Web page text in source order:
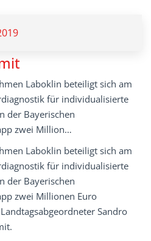
Laboklin beteiligt sich am
für individualisierte
der Bayerischen
zwei Million…
Laboklin beteiligt sich am
für individualisierte
der Bayerischen
zwei Millionen Euro
Sandro